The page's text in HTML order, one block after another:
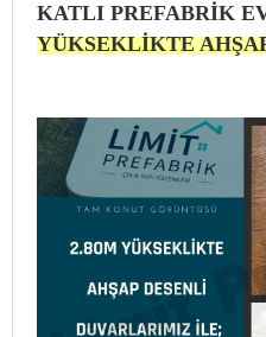
KATLI PREFABRİK
YÜKSEKLİKTE